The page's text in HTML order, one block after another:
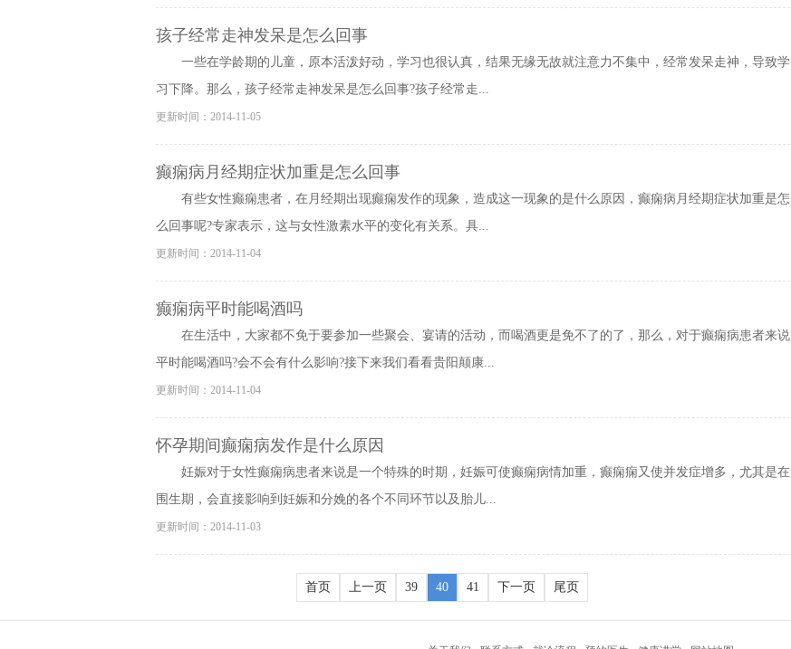
孩子经常走神发呆是怎么回事
一些在学龄期的儿童，原本活泼好动，学习也很认真，结果无缘无故就注意力不集中，经常发呆走神，导致学
习下降。那么，孩子经常走神发呆是怎么回事?孩子经常走...
更新时间：2014-11-05
癫痫病月经期症状加重是怎么回事
有些女性癫痫患者，在月经期出现癫痫发作的现象，造成这一现象的是什么原因，癫痫病月经期症状加重是怎
么回事呢?专家表示，这与女性激素水平的变化有关系。具...
更新时间：2014-11-04
癫痫病平时能喝酒吗
在生活中，大家都不免于要参加一些聚会、宴请的活动，而喝酒更是免不了的了，那么，对于癫痫病患者来说
平时能喝酒吗?会不会有什么影响?接下来我们看看贵阳颠康...
更新时间：2014-11-04
怀孕期间癫痫病发作是什么原因
妊娠对于女性癫痫病患者来说是一个特殊的时期，妊娠可使癫痫病情加重，癫痫痫又使并发症增多，尤其是在
围生期，会直接影响到妊娠和分娩的各个不同环节以及胎儿...
更新时间：2014-11-03
首页 上一页 39 40 41 下一页 尾页